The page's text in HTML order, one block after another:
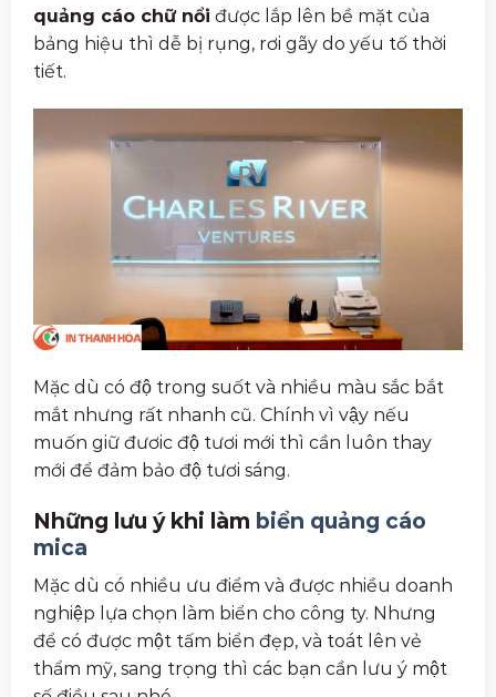
quảng cáo chữ nổi được lắp lên bề mặt của
bảng hiệu thì dễ bị rụng, rơi gãy do yếu tố thời
tiết.
Mặc dù có độ trong suốt và nhiều màu sắc bắt
mắt nhưng rất nhanh cũ. Chính vì vậy nếu
muốn giữ đươic độ tươi mới thì cần luôn thay
mới để đảm bảo độ tươi sáng.
Những lưu ý khi làm biển quảng cáo
mica
Mặc dù có nhiều ưu điểm và được nhiều doanh
nghiệp lựa chọn làm biển cho công ty. Nhưng
để có được một tấm biển đẹp, và toát lên vẻ
thẩm mỹ, sang trọng thì các bạn cần lưu ý một